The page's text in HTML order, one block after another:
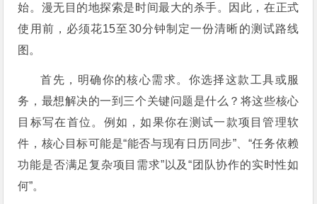
始。漫无目的地探索是时间最大的杀手。因此，在正式
使用前，必须花15至30分钟制定一份清晰的测试路线
图。
首先，明确你的核心需求。你选择这款工具或服
务，最想解决的一到三个关键问题是什么？将这些核心
目标写在首位。例如，如果你在测试一款项目管理软
件，核心目标可能是“能否与现有日历同步”、“任务依赖
功能是否满足复杂项目需求”以及“团队协作的实时性如
何”。